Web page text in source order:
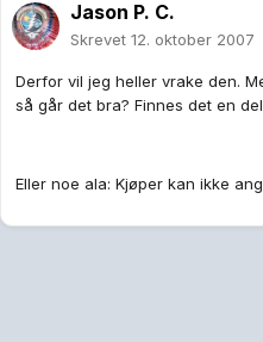
Jason P. C.
Skrevet 12. oktober 2007
Derfor vil jeg heller vrake den.
så går det bra? Finnes det en
Eller noe ala: Kjøper kan ikke